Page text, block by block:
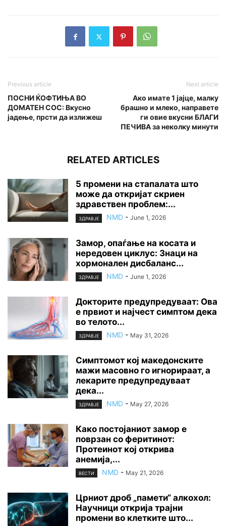
Previous article
ПОСНИ ЌОФТИЊА ВО
ДОМАТЕН СОС: Вкусно
јадење, прсти да излижеш
Next article
Ако имате 1 јајце, малку
брашно и млеко, направете
ги овие вкусни БЛАГИ
ПЕЧИВА за неколку минути
RELATED ARTICLES
5 промени на стапалата што
може да откријат скриен
здравствен проблем:...
ЗДРАВЈЕ NMD - June 1, 2026
Замор, опаѓање на косата и
нередовен циклус: Знаци на
хормонален дисбаланс...
ЗДРАВЈЕ NMD - June 1, 2026
Докторите предупредуваат: Ова
е првиот и најчест симптом дека
во телото...
ЗДРАВЈЕ NMD - May 31, 2026
Симптомот кој македонските
мажи масовно го игнорираат, а
лекарите предупредуваат
дека...
ЗДРАВЈЕ NMD - May 27, 2026
Како постојаниот замор е
поврзан со феритинот:
Протеинот кој открива
анемија,...
ВЕСТИ NMD - May 21, 2026
Црниот дроб „памети“ алкохол:
Научници открија трајни
промени во клетките што...